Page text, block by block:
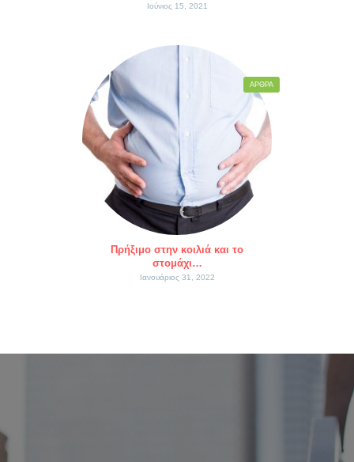
Ιούνιος 15, 2021
Πρήξιμο στην κοιλιά και το
στομάχι…
Ιανουάριος 31, 2022
ΆΡΘΡΑ